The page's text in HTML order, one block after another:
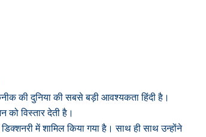
की दुनिया की सबसे बड़ी आवश्यकता हिंदी है।
को विस्तार देती है।
में शामिल किया गया है। साथ ही साथ उन्होंने